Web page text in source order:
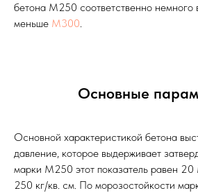
бетона М250 соответственно
меньше М300.
Основные
Основной характеристикой бетона
давление, которое выдерживает
марки М250 этот показатель равен
250 кг/кв. см. По морозостойкости